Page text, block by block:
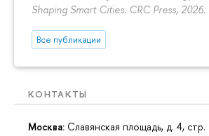
Shaping Smart Cities. CRC Press, 2026.
Все публикации
КОНТАКТЫ
Москва: Славянская площадь, д. 4, стр.